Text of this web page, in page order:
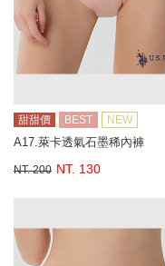
甜甜價 BEST NEW
A17.萊卡透氣石墨稀內褲
NT. 200 NT. 130